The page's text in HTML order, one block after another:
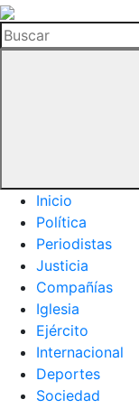
La
Hemeroteca
del
Buscar
Inicio
Política
Periodistas
Justicia
Compañías
Iglesia
Ejército
Internacional
Deportes
Sociedad